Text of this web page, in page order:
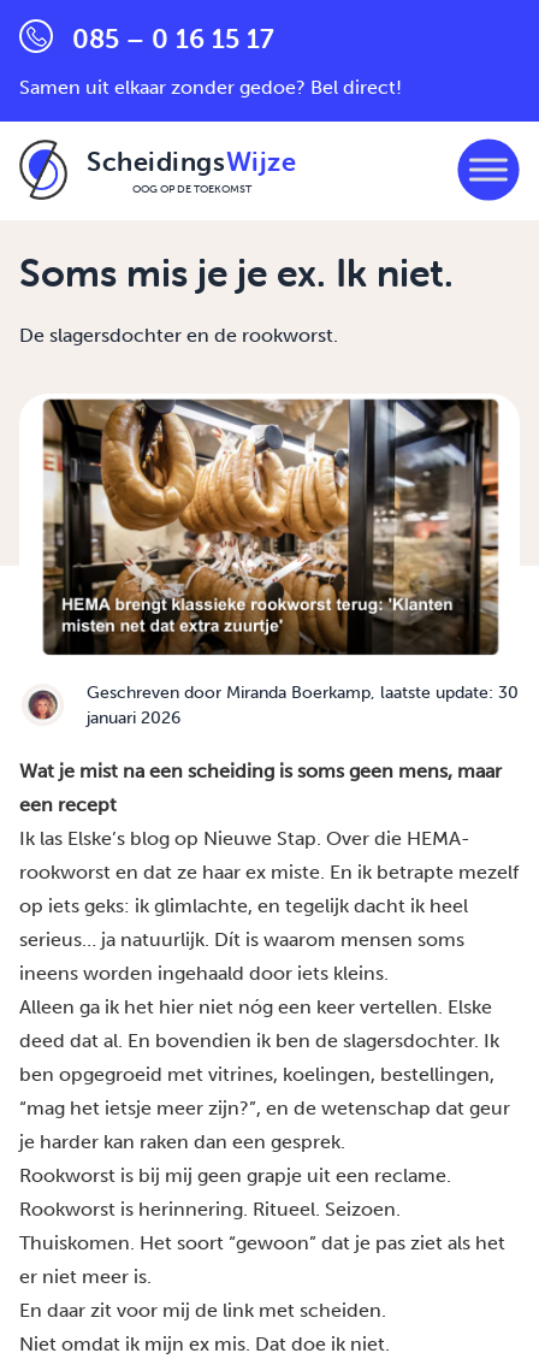
085 – 0 16 15 17
Samen uit elkaar zonder gedoe? Bel direct!
ScheidingsWijze
OOG OP DE TOEKOMST
Soms mis je je ex. Ik niet.
De slagersdochter en de rookworst.
Geschreven door Miranda Boerkamp, laatste update: 30
januari 2026
Wat je mist na een scheiding is soms geen mens, maar
een recept
Ik las Elske’s blog op Nieuwe Stap. Over die HEMA-
rookworst en dat ze haar ex miste. En ik betrapte mezelf
op iets geks: ik glimlachte, en tegelijk dacht ik heel
serieus… ja natuurlijk. Dít is waarom mensen soms
ineens worden ingehaald door iets kleins.
Alleen ga ik het hier niet nóg een keer vertellen. Elske
deed dat al. En bovendien ik ben de slagersdochter. Ik
ben opgegroeid met vitrines, koelingen, bestellingen,
“mag het ietsje meer zijn?”, en de wetenschap dat geur
je harder kan raken dan een gesprek.
Rookworst is bij mij geen grapje uit een reclame.
Rookworst is herinnering. Ritueel. Seizoen.
Thuiskomen. Het soort “gewoon” dat je pas ziet als het
er niet meer is.
En daar zit voor mij de link met scheiden.
Niet omdat ik mijn ex mis. Dat doe ik niet.